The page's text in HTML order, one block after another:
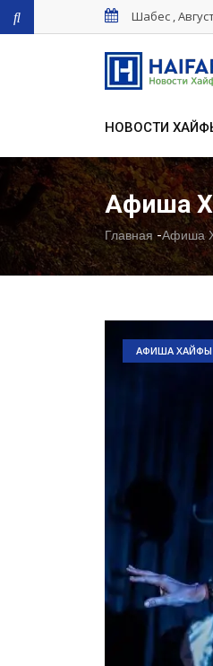
Шабес ,
НОВОСТИ
Афиша
Главная -Афиша
АФИША ХАЙФЫ